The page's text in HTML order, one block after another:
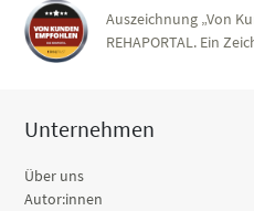
Auszeichnung „Von
REHAPORTAL. Ein
Unternehmen
Über uns
Autor:innen